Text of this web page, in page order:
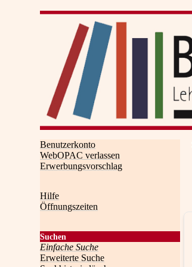
Benutzerkonto
WebOPAC verlassen
Erwerbungsvorschlag
Hilfe
Öffnungszeiten
Suchen
Einfache Suche
Erweiterte Suche